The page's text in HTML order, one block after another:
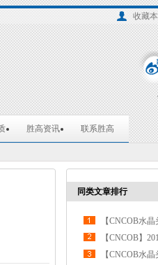
收藏
胜高资讯 联系胜高
同类文章排行
【CNCOB水
九周年“扎根
圆满落幕
【CNCOB】
电子展圆满收
【CNCOB水